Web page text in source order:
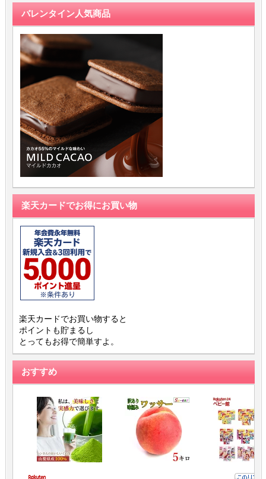
バレンタイン人気商品
楽天カードでお得にお買い物
楽天カードでお買い物すると
ポイントも貯まるし
とってもお得で簡単すよ。
おすすめ